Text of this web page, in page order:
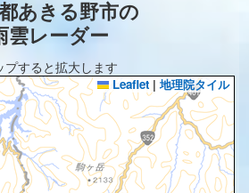
あきる野市の
雲レーダー
プすると拡大します
Leaflet | 地理院タイル